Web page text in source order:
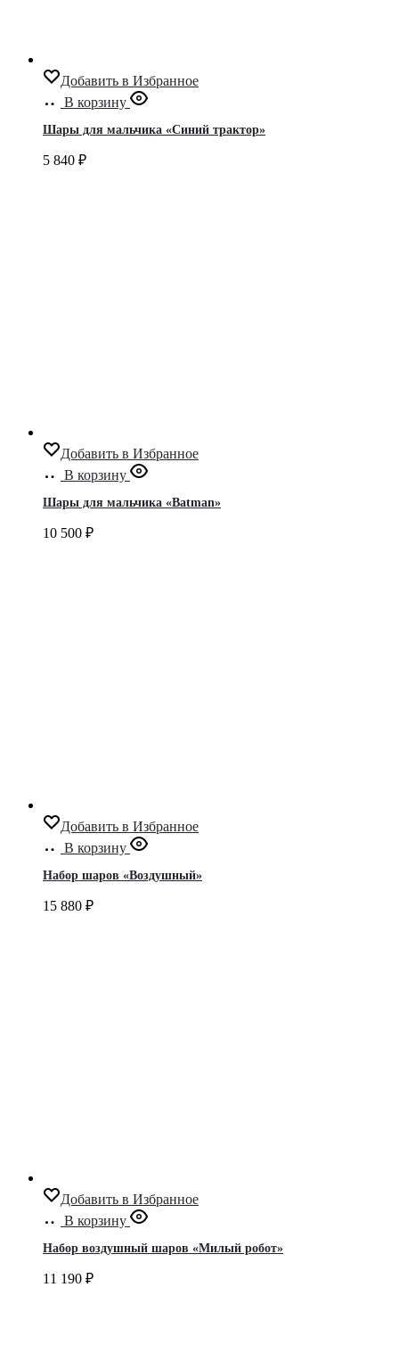
Добавить в Избранное
В корзину
Шары для мальчика «Синий трактор»
5 840 ₽
Добавить в Избранное
В корзину
Шары для мальчика «Batman»
10 500 ₽
Добавить в Избранное
В корзину
Набор шаров «Воздушный»
15 880 ₽
Добавить в Избранное
В корзину
Набор воздушный шаров «Милый робот»
11 190 ₽